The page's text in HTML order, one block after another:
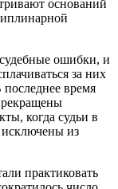
оснований
ошибки, и
за них
последнее время
когда судьи в
исключены из
практиковать